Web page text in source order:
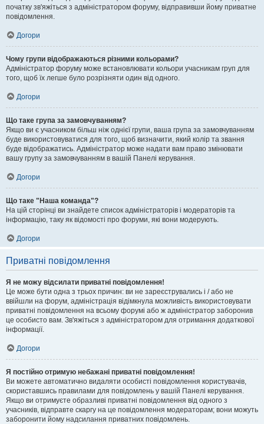
початку зв'яжіться з адміністратором форуму, відправивши йому приватне
повідомлення.
Догори
Чому групи відображаються різними кольорами?
Адміністратор форуму може встановлювати кольори учасникам груп для
того, щоб їх легше було розрізняти один від одного.
Догори
Що таке група за замовчуванням?
Якщо ви є учасником більш ніж однієї групи, ваша група за замовчуванням
буде використовуватися для того, щоб визначити, який колір та звання
буде відображатись. Адміністратор може надати вам право змінювати
вашу групу за замовчуванням в вашій Панелі керування.
Догори
Що таке "Наша команда"?
На цій сторінці ви знайдете список адміністраторів і модераторів та
інформацію, таку як відомості про форуми, які вони модерують.
Догори
Приватні повідомлення
Я не можу відсилати приватні повідомлення!
Це може бути одна з трьох причин: ви не зареєструвались і / або не
ввійшли на форум, адміністрація відімкнула можливість використовувати
приватні повідомлення на всьому форумі або ж адміністратор заборонив
це особисто вам. Зв'яжіться з адміністратором для отримання додаткової
інформації.
Догори
Я постійно отримую небажані приватні повідомлення!
Ви можете автоматично видаляти особисті повідомлення користувачів,
скориставшись правилами для повідомлень у вашій Панелі керування.
Якщо ви отримуєте образливі приватні повідомлення від одного з
учасників, відправте скаргу на це повідомлення модераторам; вони можуть
заборонити йому надсилання приватних повідомлень.